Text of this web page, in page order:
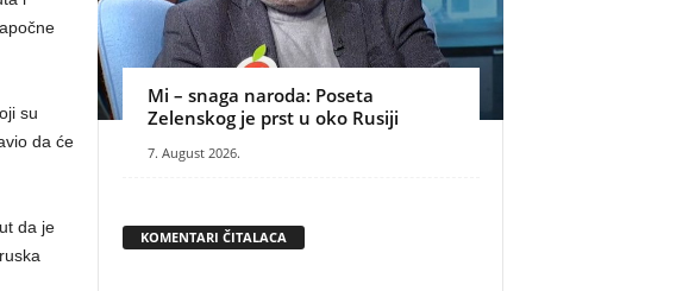
su
da će
da je
Mi – snaga naroda: Poseta
Zelenskog je prst u oko Rusiji
7. August 2026.
KOMENTARI ČITALACA